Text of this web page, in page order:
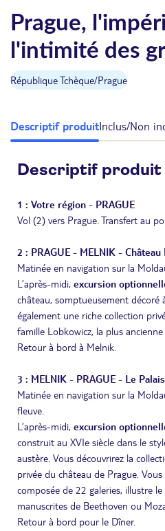
Prague,
l'intimité des
République Tchèque/Prague
Descriptif produitInclus/Non
Descriptif produit
1 : Votre région - PRAGUE
Vol (2) vers Prague. Transfert au
2 : PRAGUE - MELNIK -
Matinée en navigation sur la
L’après-midi, excursion
château, somptueusement décoré
également une riche collection
famille Lobkowicz, la plus
Retour à bord à Melnik.
3 : MELNIK - PRAGUE - Le
Matinée en navigation sur la
fleuve.
L’après-midi, excursion
construit au XVIe siècle dans le
austère. Vous découvrirez la
privée du château de Prague.
composée de 22 galeries, illustre
manuscrites de Beethoven ou
Retour à bord pour le Dîner.